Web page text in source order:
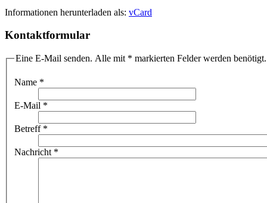
Informationen herunterladen als: vCard
Kontaktformular
Eine E-Mail senden. Alle mit * markierten Felder werden benötigt.
Name *
E-Mail *
Betreff*
Nachricht *